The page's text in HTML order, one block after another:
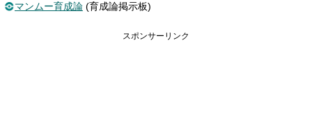
マンムー育成論 (育成論掲示板)
スポンサーリンク